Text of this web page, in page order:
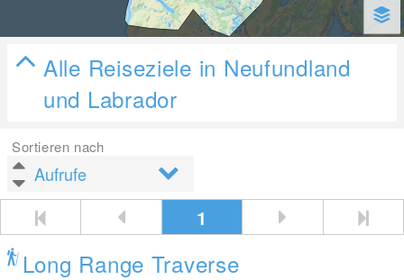
Alle Reiseziele in Neufundland
und Labrador
Sortieren nach
1
Long Range Traverse